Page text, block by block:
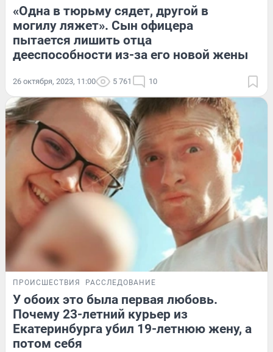
«Одна в тюрьму сядет, другой в
могилу ляжет». Сын офицера
пытается лишить отца
дееспособности из-за его новой жены
26 октября, 2023, 11:00 5 761 10
ПРОИСШЕСТВИЯ РАССЛЕДОВАНИЕ
У обоих это была первая любовь.
Почему 23-летний курьер из
Екатеринбурга убил 19-летнюю жену, а
потом себя